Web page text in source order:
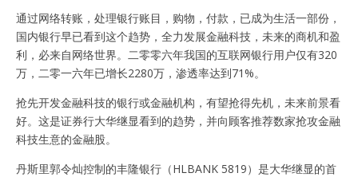
通过网络转账，处理银行账目，购物，付款，已成为生活一部份，
国内银行早已看到这个趋势，全力发展金融科技，未来的商机和盈
利，必来自网络世界。二零零六年我国的互联网银行用户仅有320
万，二零一六年已增长2280万，渗透率达到71%。
抢先开发金融科技的银行或金融机构，有望抢得先机，未来前景看
好。这是证券行大华继显看到的趋势，并向顾客推荐数家抢攻金融
科技生意的金融股。
丹斯里郭令灿控制的丰隆银行（HLBANK 5819）是大华继显的首